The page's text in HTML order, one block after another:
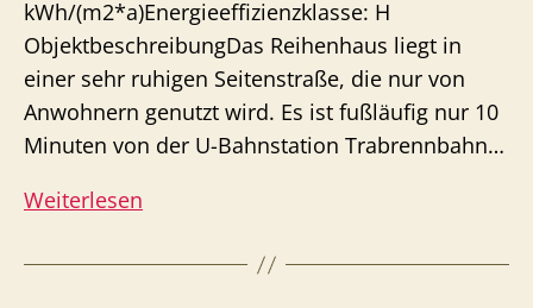
kWh/(m2*a)Energieeffizienzklasse: H
ObjektbeschreibungDas Reihenhaus liegt in
einer sehr ruhigen Seitenstraße, die nur von
Anwohnern genutzt wird. Es ist fußläufig nur 10
Minuten von der U-Bahnstation Trabrennbahn…
Weiterlesen
Berne